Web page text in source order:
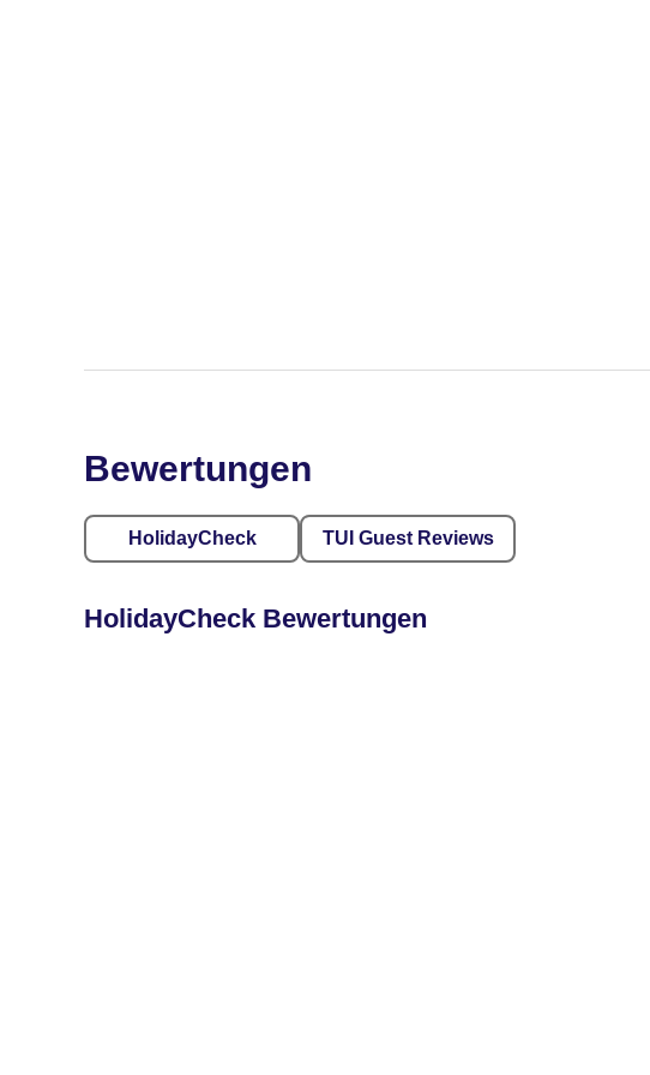
Bewertungen
HolidayCheck TUI Guest Reviews
HolidayCheck Bewertungen